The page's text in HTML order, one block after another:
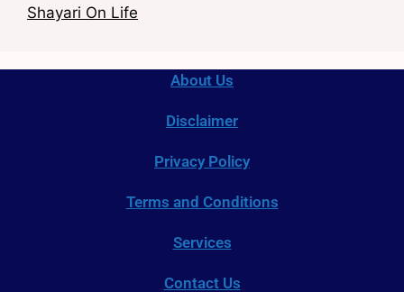
Shayari On Life
About Us
Disclaimer
Privacy Policy
Terms and Conditions
Services
Contact Us